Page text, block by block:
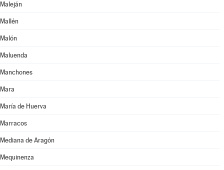
Maleján
Mallén
Malón
Maluenda
Manchones
Mara
María de Huerva
Marracos
Mediana de Aragón
Mequinenza